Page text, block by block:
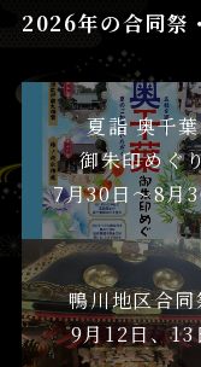
2026年の合同祭
夏詣 奥千葉
御朱印めぐ
7月30日〜8月
鴨川地区合
9月12日、13